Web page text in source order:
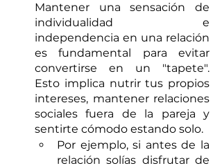
Mantener una sensación de
individualidad e
independencia en una relación
es fundamental para evitar
convertirse en un "tapete".
Esto implica nutrir tus propios
intereses, mantener relaciones
sociales fuera de la pareja y
sentirte cómodo estando solo.
Por ejemplo, si antes de la
relación solías disfrutar de